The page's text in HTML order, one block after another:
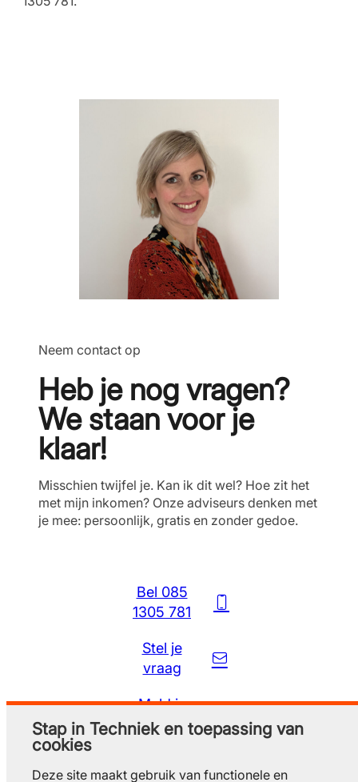
Neem contact op
Heb je nog vragen?
We staan voor je
klaar!
Misschien twijfel je. Kan ik dit wel? Hoe zit het
met mijn inkomen? Onze adviseurs denken met
je mee: persoonlijk, gratis en zonder gedoe.
Bel 085
1305 781
Stel je
vraag
Meld je
gratis aan
Stap in Techniek en toepassing van
cookies
Deze site maakt gebruik van functionele en